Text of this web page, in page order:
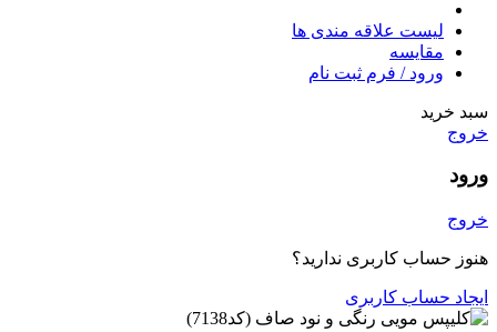
لیست علاقه مندی ها
مقایسه
ورود / فرم ثبت نام
سبد خرید
خروج
ورود
خروج
هنوز حساب کاربری ندارید؟
ایجاد حساب کاربری